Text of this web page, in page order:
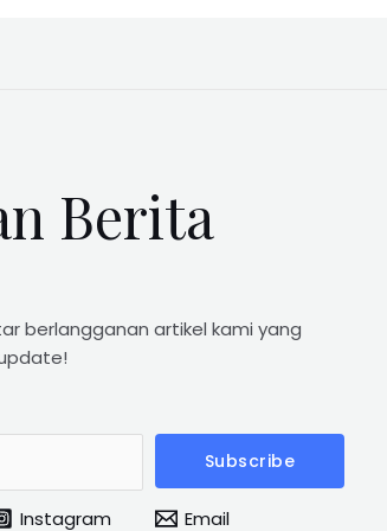
Berita
berlangganan artikel kami yang
Subscribe
Instagram Email